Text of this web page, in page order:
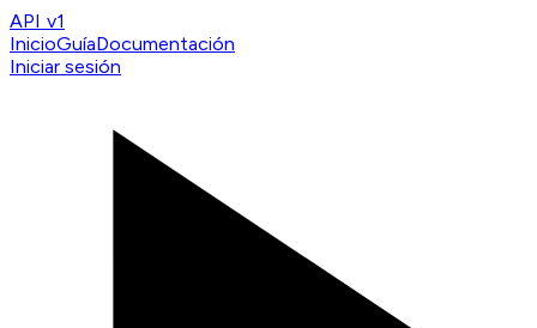
API v1
InicioGuíaDocumentación
Iniciar sesión